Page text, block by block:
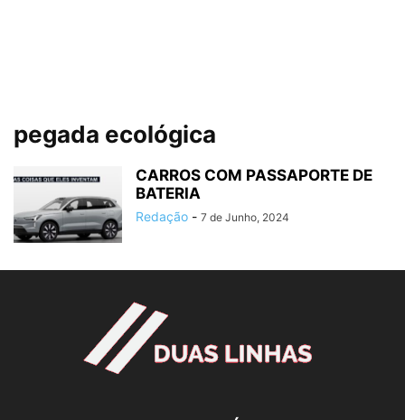
pegada ecológica
CARROS COM PASSAPORTE DE
BATERIA
Redação - 7 de Junho, 2024